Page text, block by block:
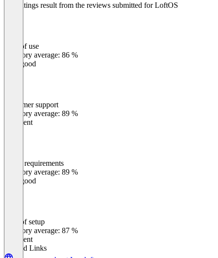
The ratings result from the reviews submitted for LoftOS
Ease of use
Category average: 86 %
Very good
Customer support
Category average: 89 %
Excellent
Meets requirements
Category average: 89 %
Very good
Ease of setup
Category average: 87 %
Excellent
Related Links